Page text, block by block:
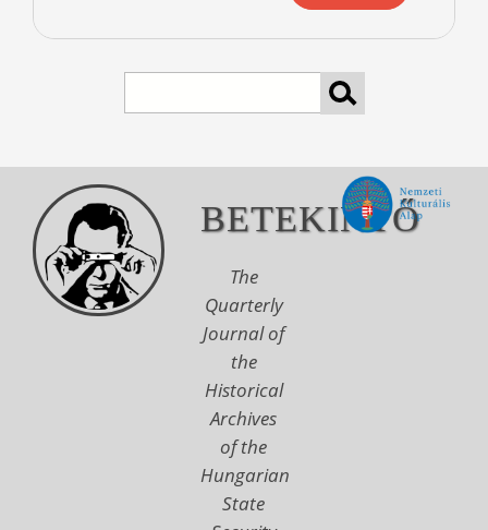
BETEKINTŐ
The
Quarterly
Journal of
the
Historical
Archives
of the
Hungarian
State